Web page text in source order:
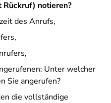
notieren?
des Anrufs,
Unter welcher
Sie angerufen?
die vollständige